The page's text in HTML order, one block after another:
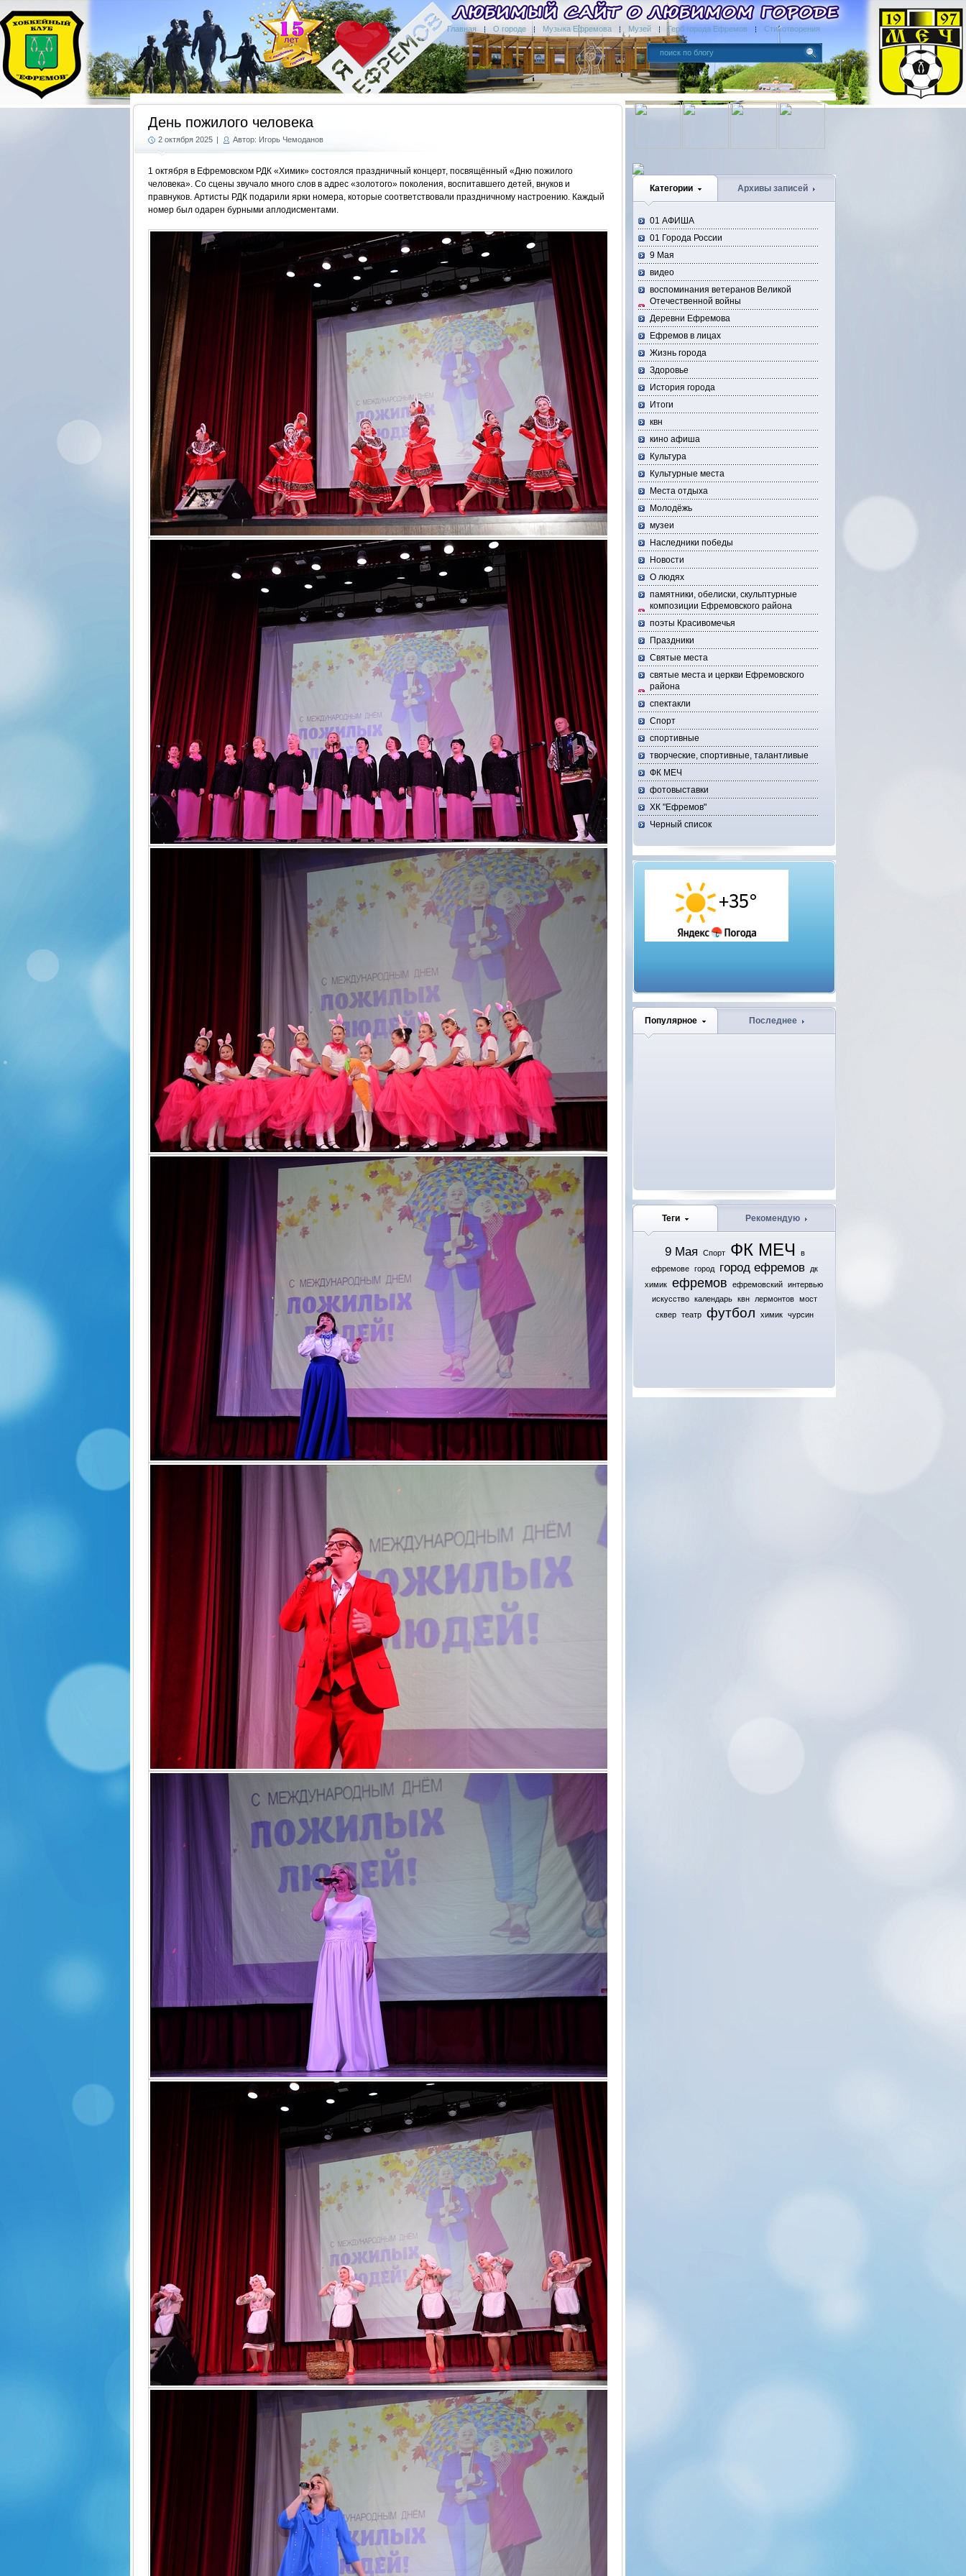
Главная О городе Музыка Ефремова Музей Герб города Ефремов Стихотворения
День пожилого человека
2 октября 2025 | Автор: Игорь Чемоданов
1 октября в Ефремовском РДК «Химик» состоялся праздничный концерт, посвящённый «Дню пожилого
человека». Со сцены звучало много слов в адрес «золотого» поколения, воспитавшего детей, внуков и
правнуков. Артисты РДК подарили ярки номера, которые соответствовали праздничному настроению. Каждый
номер был одарен бурными аплодисментами.
Категории Архивы записей
01 АФИША
01 Города России
9 Мая
видео
воспоминания ветеранов Великой
Отечественной войны
Деревни Ефремова
Ефремов в лицах
Жизнь города
Здоровье
История города
Итоги
квн
кино афиша
Культура
Культурные места
Места отдыха
Молодёжь
музеи
Наследники победы
Новости
О людях
памятники, обелиски, скульптурные
композиции Ефремовского района
поэты Красивомечья
Праздники
Святые места
святые места и церкви Ефремовского
района
спектакли
Спорт
спортивные
творческие, спортивные, талантливые
ФК МЕЧ
фотовыставки
ХК "Ефремов"
Черный список
Популярное Последнее
Теги Рекомендую
9 Мая Спорт ФК МЕЧ
в
ефремове
город город ефремов
дк
химик
ефремов ефремовский
интервью
искусство
календарь квн лермонтов
мост
сквер
театр футбол химик чурсин